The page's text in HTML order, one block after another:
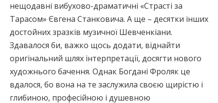
нещодавні вибухово-драматичні «Страсті за
Тарасом» Євгена Станковича. А ще – десятки інших
достойних зразків музичної Шевченкіани.
Здавалося би, важко щось додати, віднайти
оригінальний шлях інтерпретації, досягти нового
художнього бачення. Однак Богдані Фроляк це
вдалося, бо вона на те заслужила своєю щирістю і
глибиною, професійною і душевною